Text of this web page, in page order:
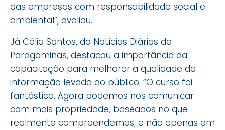
das empresas com responsabilidade social e
ambiental”, avaliou.
Já Célia Santos, do Notícias Diárias de
Paragominas, destacou a importância da
capacitação para melhorar a qualidade da
informação levada ao público. “O curso foi
fantástico. Agora podemos nos comunicar
com mais propriedade, baseados no que
realmente compreendemos, e não apenas em